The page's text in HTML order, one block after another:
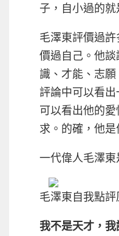
子，自小過的就
毛澤東評價過
價過自己。他
識、才能、志願
評論中可以看出
可以看出他的
求。的確，他是
一代偉人毛澤
毛澤東自我點評
我不是天才，我